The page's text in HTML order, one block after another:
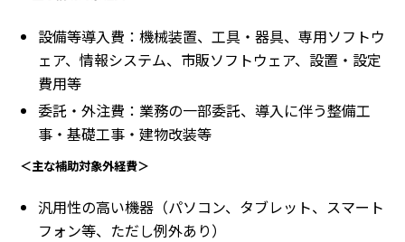
設備等導入費：機械装置、工具・器具、専用ソフトウ
ェア、情報システム、市販ソフトウェア、設置・設定
費用等
委託・外注費：業務の一部委託、導入に伴う整備工
事・基礎工事・建物改装等
＜主な補助対象外経費＞
汎用性の高い機器（パソコン、タブレット、スマート
フォン等、ただし例外あり）